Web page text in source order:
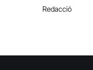
Redacció